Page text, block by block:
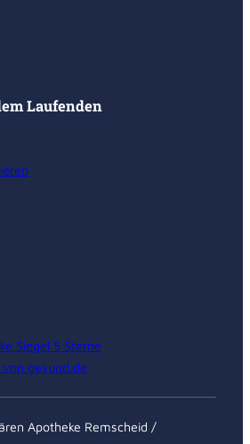
Laufenden
Apotheke Remscheid /